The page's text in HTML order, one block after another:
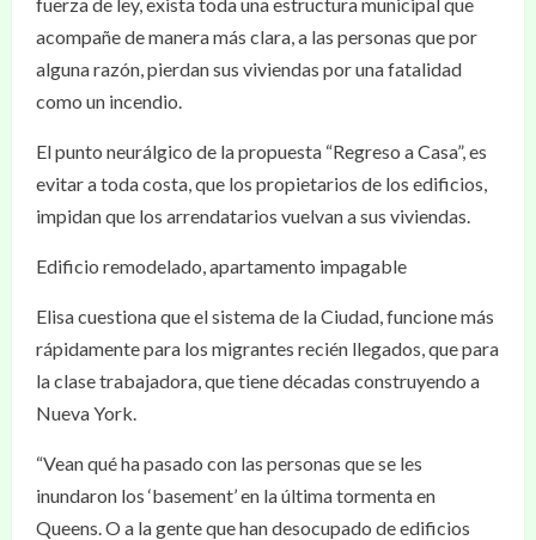
acompañe de manera más clara, a las personas que por
alguna razón, pierdan sus viviendas por una fatalidad
como un incendio.
El punto neurálgico de la propuesta “Regreso a Casa”, es
evitar a toda costa, que los propietarios de los edificios,
impidan que los arrendatarios vuelvan a sus viviendas.
Edificio remodelado, apartamento impagable
Elisa cuestiona que el sistema de la Ciudad, funcione más
rápidamente para los migrantes recién llegados, que para
la clase trabajadora, que tiene décadas construyendo a
Nueva York.
“Vean qué ha pasado con las personas que se les
inundaron los ‘basement’ en la última tormenta en
Queens. O a la gente que han desocupado de edificios